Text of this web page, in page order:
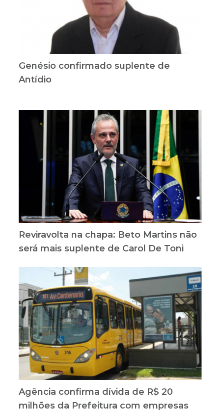
Genésio confirmado suplente de
Antídio
Reviravolta na chapa: Beto Martins não
será mais suplente de Carol De Toni
Agência confirma dívida de R$ 20
milhões da Prefeitura com empresas